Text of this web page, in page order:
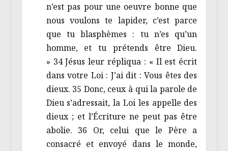
n’est pas pour une oeuvre bonne que
nous voulons te lapider, c’est parce
que tu blasphèmes : tu n’es qu’un
homme, et tu prétends être Dieu.
» 34 Jésus leur répliqua : « Il est écrit
dans votre Loi : J’ai dit : Vous êtes des
dieux. 35 Donc, ceux à qui la parole de
Dieu s’adressait, la Loi les appelle des
dieux ; et l’Écriture ne peut pas être
abolie. 36 Or, celui que le Père a
consacré et envoyé dans le monde,